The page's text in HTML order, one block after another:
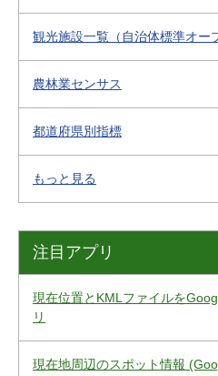
観光施設一覧（自治体標準オー
農林業センサス
都道府県別指標
もっと見る
注目アプリ
現在位置とKMLファイルを
リ
現在地周辺のスポット情報